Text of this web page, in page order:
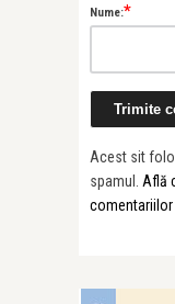
Nume:*
Acest sit
spamul. Află
comentariilor